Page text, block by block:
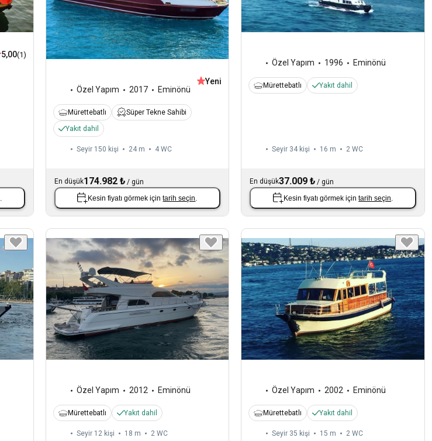
5,00(1)
Özel Yapım 2017 Eminönü
Yeni
Mürettebatlı
Süper Tekne Sahibi
Yakıt dahil
Seyir 150 kişi 24 m 4 WC
En düşük174.982 ₺/ gün
Kesin fiyatı görmek içintarih seçin
Özel Yapım 1996 Eminönü
Mürettebatlı Yakıt dahil
Seyir 34 kişi 16 m 2 WC
En düşük37.009 ₺ /gün
Kesin fiyatı görmek içintarih seçin
Özel Yapım 2012 Eminönü
Mürettebatlı Yakıt dahil
Seyir 12 kişi 18 m 2 WC
Özel Yapım 2002 Eminönü
Mürettebatlı Yakıt dahil
Seyir 35 kişi 15 m 2 WC